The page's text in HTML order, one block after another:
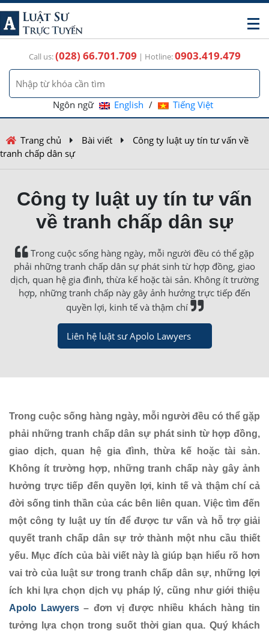
Call us:(028) 66.701.709 | Hotline:0903.419.479
Ngôn ngữ English / Tiếng Việt
Trang chủ Bài viết
Công ty luật uy tín tư vấn về
tranh chấp dân sự
Công ty luật uy tín tư vấn
về tranh chấp dân sự
Trong cuộc sống hàng ngày, mỗi người đều có thể gặp
phải những tranh chấp dân sự phát sinh từ hợp đồng, giao
dịch, quan hệ gia đình, thừa kế hoặc tài sản. Không ít trường
hợp, những tranh chấp này gây ảnh hưởng trực tiếp đến
quyền lợi, kinh tế và thậm chí
Liên hệ luật sư Apolo Lawyers
Trong cuộc sống hàng ngày, mỗi người đều có thể gặp
phải những tranh chấp dân sự phát sinh từ hợp đồng,
giao dịch, quan hệ gia đình, thừa kế hoặc tài sản.
Không ít trường hợp, những tranh chấp này gây ảnh
hưởng trực tiếp đến quyền lợi, kinh tế và thậm chí cả
đời sống tinh thần của các bên liên quan. Việc tìm đến
một công ty luật uy tín để được tư vấn và hỗ trợ giải
quyết tranh chấp dân sự trở thành một nhu cầu thiết
yếu. Mục đích của bài viết này là giúp bạn hiểu rõ hơn
vai trò của luật sư trong tranh chấp dân sự, những lợi
ích khi lựa chọn dịch vụ pháp lý, cũng như giới thiệu
Apolo Lawyers – đơn vị được nhiều khách hàng tin
tưởng lựa chọn trong suốt thời gian qua. Quý khách